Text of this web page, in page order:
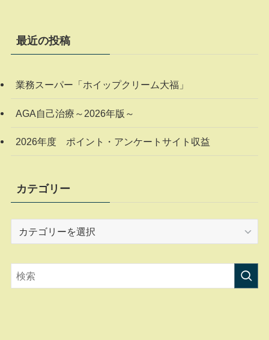
最近の投稿
業務スーパー「ホイップクリーム大福」
AGA自己治療～2026年版～
2026年度 ポイント・アンケートサイト収益
カテゴリー
リ
ー